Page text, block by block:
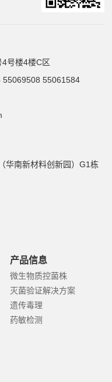
4号楼4楼C区
55061584
华南新材料创新园）G1栋
产品信息
微生物质控菌株
灭菌验证解决方案
遗传毒理
药敏检测